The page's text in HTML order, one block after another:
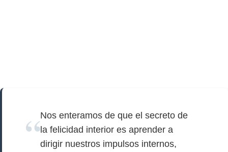
Nos enteramos de que el secreto de
la felicidad interior es aprender a
dirigir nuestros impulsos internos,